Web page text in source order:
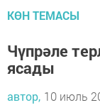
КӨН ТЕМАСЫ
Чүпрәле
ясады
автор, 10 июль